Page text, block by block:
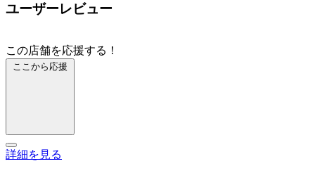
ユーザーレビュー
この店舗を応援する！
ここから応援
詳細を見る